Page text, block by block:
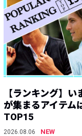
【ランキング】
が集まるアイテム
TOP15
2026.08.06
NEW